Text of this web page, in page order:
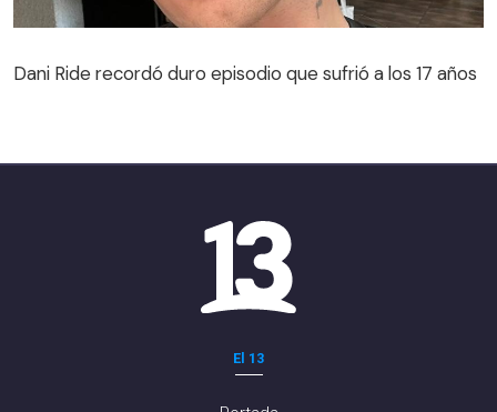
Dani Ride recordó duro episodio que sufrió a los 17 años
El 13